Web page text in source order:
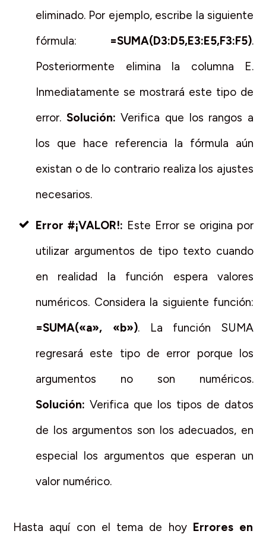
eliminado. Por ejemplo, escribe la siguiente
fórmula: =SUMA(D3:D5,E3:E5,F3:F5).
Posteriormente elimina la columna E.
Inmediatamente se mostrará este tipo de
error. Solución:Verifica que los rangos a
los que hace referencia la fórmula aún
existan o de lo contrario realiza los ajustes
necesarios.
Error #¡VALOR!: Este Error se origina por
utilizar argumentos de tipo texto cuando
en realidad la función espera valores
numéricos. Considera la siguiente función:
=SUMA(«a», «b»). La función SUMA
regresará este tipo de error porque los
argumentos no son numéricos.
Solución: Verifica que los tipos de datos
de los argumentos son los adecuados, en
especial los argumentos que esperan un
valor numérico.
Hasta aquí con el tema de hoy Errores en